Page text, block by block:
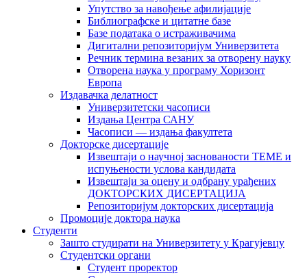
Упутство за навођење афилијације
Библиографске и цитатне базе
Базе података о истраживачима
Дигитални репозиторијум Универзитета
Рeчник термина везаних за отворену науку
Отворена наука у програму Хоризонт
Европа
Издавачка делатност
Универзитетски часописи
Издања Центра САНУ
Часописи — издања факултета
Докторске дисертације
Извештаји о научној заснованости ТЕМЕ и
испуњености услова кандидата
Извештаји за оцену и одбрану урађених
ДОКТОРСКИХ ДИСЕРТАЦИЈА
Репозиторијум докторских дисертација
Промоције доктора наука
Студенти
Зашто студирати на Универзитету у Крагујевцу
Студентски органи
Студент проректор